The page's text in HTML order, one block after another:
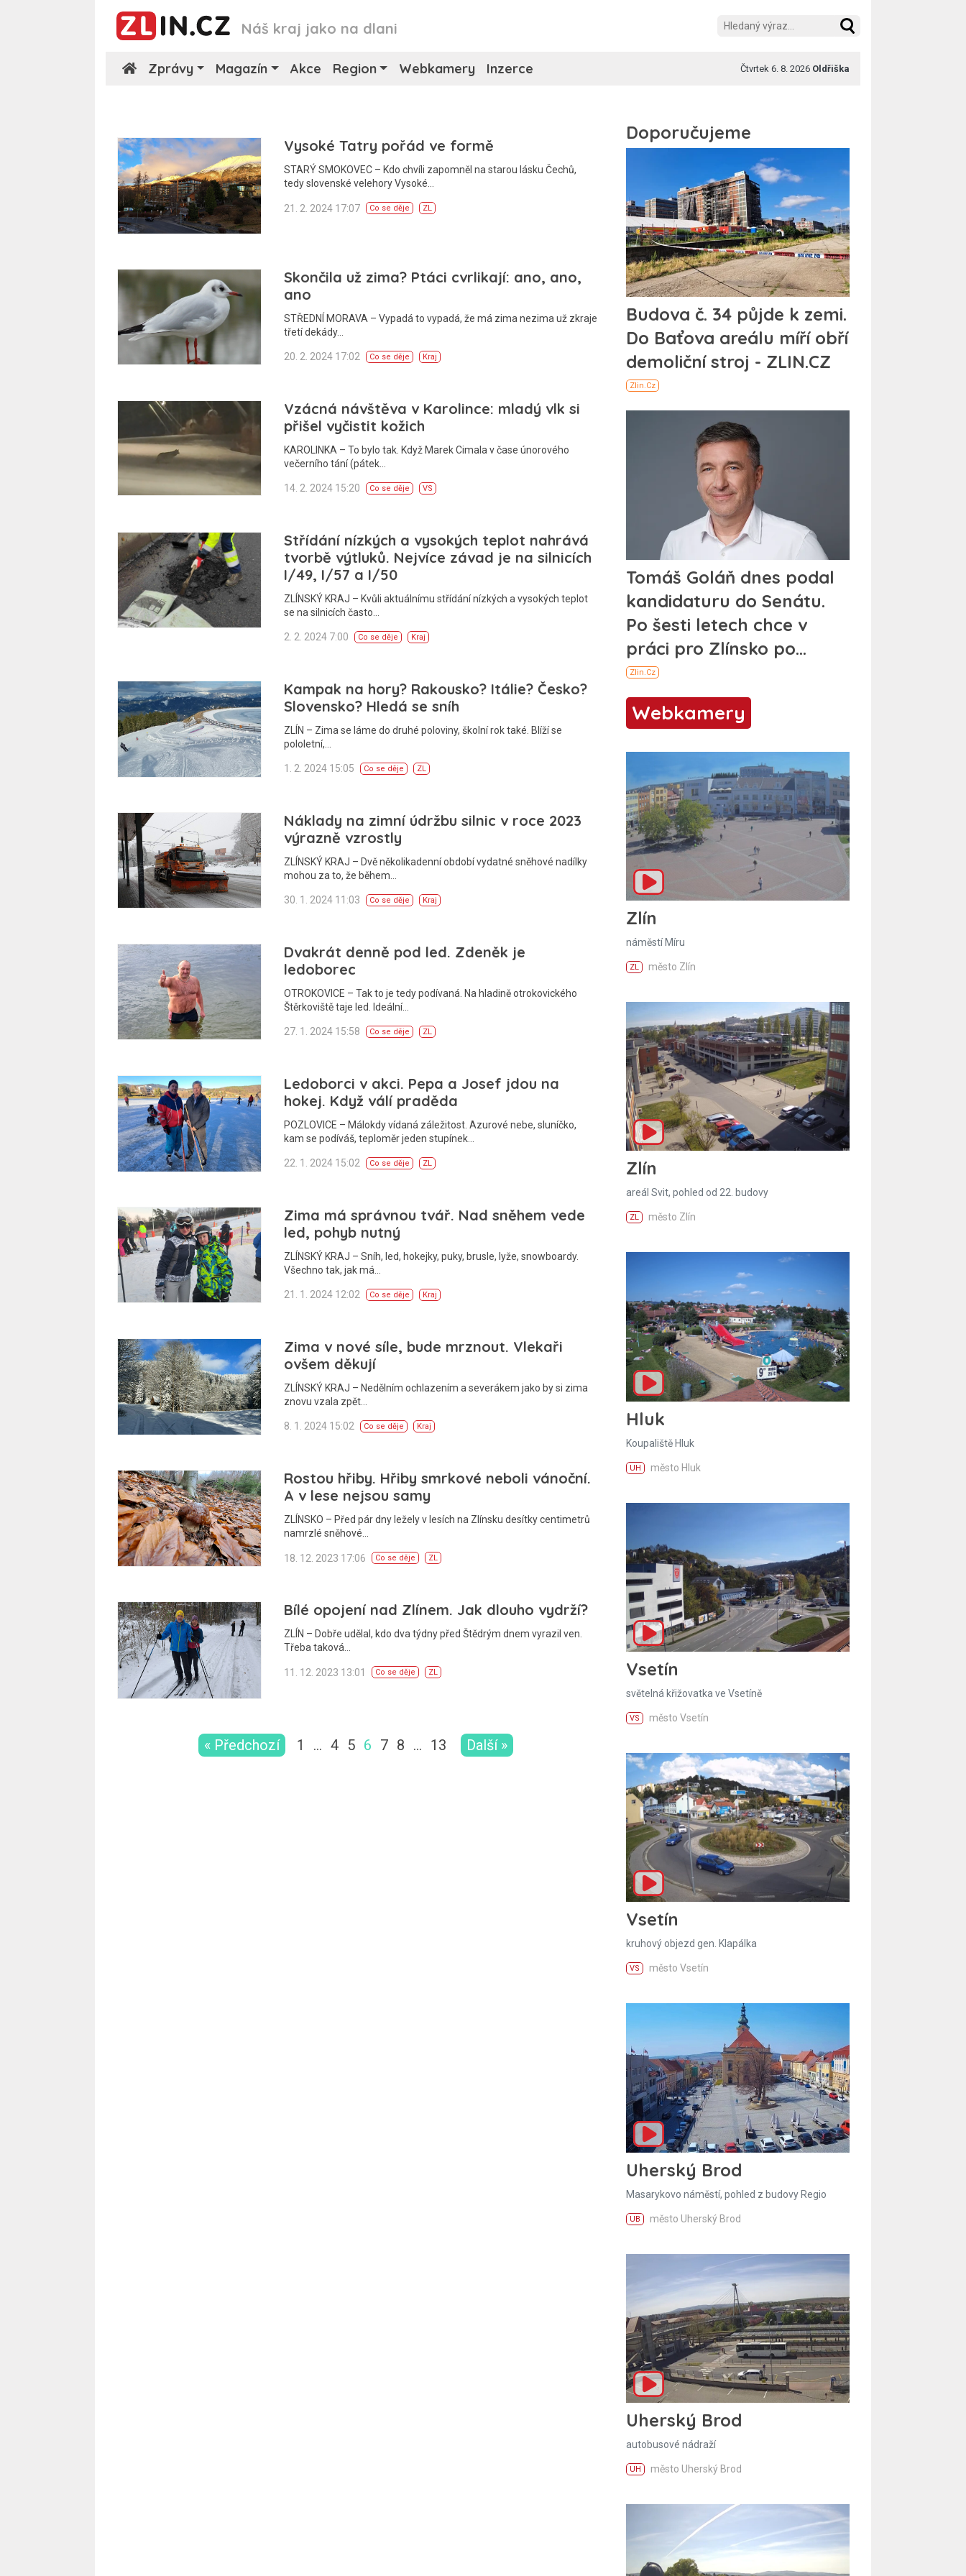
Náš kraj jako na dlani
Zprávy Magazín Akce Region Webkamery Inzerce Čtvrtek 6. 8. 2026 Oldřiška
Vysoké Tatry pořád ve formě
STARÝ SMOKOVEC – Kdo chvíli zapomněl na starou lásku Čechů,
tedy slovenské velehory Vysoké…
21. 2. 2024 17:07 Co se děje ZL
Skončila už zima? Ptáci cvrlikají: ano, ano,
ano
STŘEDNÍ MORAVA – Vypadá to vypadá, že má zima nezima už zkraje
třetí dekády…
20. 2. 2024 17:02 Co se děje Kraj
Vzácná návštěva v Karolince: mladý vlk si
přišel vyčistit kožich
KAROLINKA – To bylo tak. Když Marek Cimala v čase únorového
večerního tání (pátek…
14. 2. 2024 15:20 Co se děje VS
Střídání nízkých a vysokých teplot nahrává
tvorbě výtluků. Nejvíce závad je na silnicích
I/49, I/57 a I/50
ZLÍNSKÝ KRAJ – Kvůli aktuálnímu střídání nízkých a vysokých teplot
se na silnicích často…
2. 2. 2024 7:00 Co se děje Kraj
Kampak na hory? Rakousko? Itálie? Česko?
Slovensko? Hledá se sníh
ZLÍN – Zima se láme do druhé poloviny, školní rok také. Blíží se
pololetní,…
1. 2. 2024 15:05 Co se děje ZL
Náklady na zimní údržbu silnic v roce 2023
výrazně vzrostly
ZLÍNSKÝ KRAJ – Dvě několikadenní období vydatné sněhové nadílky
mohou za to, že během…
30. 1. 2024 11:03 Co se děje Kraj
Dvakrát denně pod led. Zdeněk je
ledoborec
OTROKOVICE – Tak to je tedy podívaná. Na hladině otrokovického
Štěrkoviště taje led. Ideální…
27. 1. 2024 15:58 Co se děje ZL
Ledoborci v akci. Pepa a Josef jdou na
hokej. Když válí praděda
POZLOVICE – Málokdy vídaná záležitost. Azurové nebe, sluníčko,
kam se podíváš, teploměr jeden stupínek…
22. 1. 2024 15:02 Co se děje ZL
Zima má správnou tvář. Nad sněhem vede
led, pohyb nutný
ZLÍNSKÝ KRAJ – Sníh, led, hokejky, puky, brusle, lyže, snowboardy.
Všechno tak, jak má…
21. 1. 2024 12:02 Co se děje Kraj
Zima v nové síle, bude mrznout. Vlekaři
ovšem děkují
ZLÍNSKÝ KRAJ – Nedělním ochlazením a severákem jako by si zima
znovu vzala zpět…
8. 1. 2024 15:02 Co se děje Kraj
Rostou hřiby. Hřiby smrkové neboli vánoční.
A v lese nejsou samy
ZLÍNSKO – Před pár dny ležely v lesích na Zlínsku desítky centimetrů
namrzlé sněhové…
18. 12. 2023 17:06 Co se děje ZL
Bílé opojení nad Zlínem. Jak dlouho vydrží?
ZLÍN – Dobře udělal, kdo dva týdny před Štědrým dnem vyrazil ven.
Třeba taková…
11. 12. 2023 13:01 Co se děje ZL
« Předchozí 1 … 4 5 6 7 8 … 13 Další »
Webkamery
Zlín
náměstí Míru
ZL město Zlín
Zlín
areál Svit, pohled od 22. budovy
ZL město Zlín
Hluk
Koupaliště Hluk
UH město Hluk
Vsetín
světelná křižovatka ve Vsetíně
VS město Vsetín
Vsetín
kruhový objezd gen. Klapálka
VS město Vsetín
Uherský Brod
Masarykovo náměstí, pohled z budovy Regio
UB město Uherský Brod
Uherský Brod
autobusové nádraží
UH město Uherský Brod